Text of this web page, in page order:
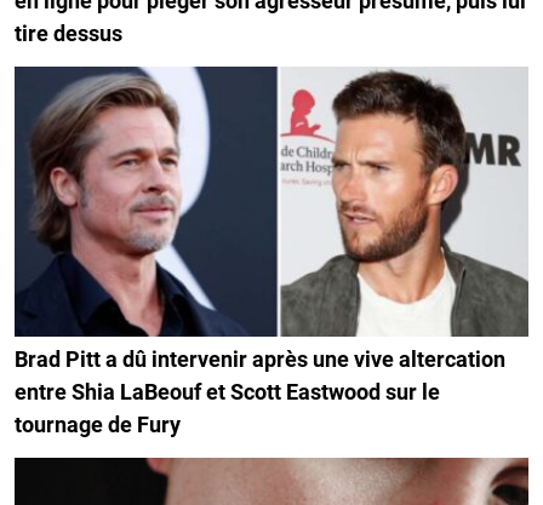
tire dessus
Brad Pitt a dû intervenir après une vive altercation
entre Shia LaBeouf et Scott Eastwood sur le
tournage de Fury